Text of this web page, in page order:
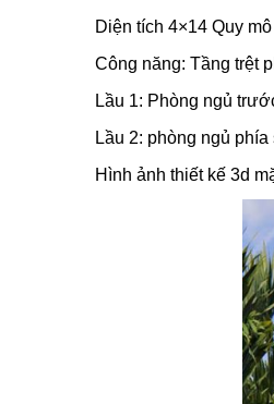
Diện tích 4×14 Quy
Công năng: Tầng trệt
Lầu 1: Phòng ngủ
Lầu 2: phòng ngủ
Hình ảnh thiết kế 3d